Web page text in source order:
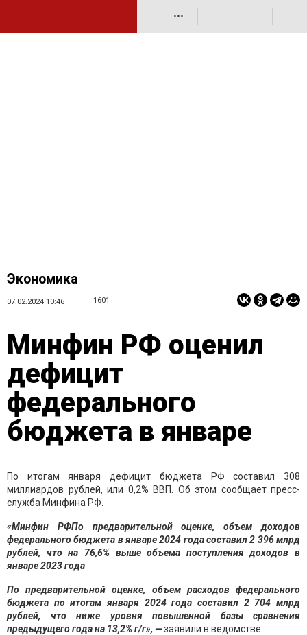
•••
Экономика
07.02.2024 10:46 1601
Минфин РФ оценил
дефицит
федерального
бюджета в январе
По итогам января дефицит бюджета РФ составил 308
миллиардов рублей, или 0,2% ВВП. Об этом сообщает пресс-
служба Минфина РФ.
«Минфин РФПо предварительной оценке, объем доходов
федерального бюджета в январе 2024 года составил 2 396 млрд
рублей, что на 76,6% выше объема поступления доходов в
январе 2023 года
По предварительной оценке, объем расходов федерального
бюджета по итогам января 2024 года составил 2 704 млрд
рублей, что ниже уровня повышенной базы сравнения
предыдущего года на 13,2% г/г», —заявили в ведомстве.